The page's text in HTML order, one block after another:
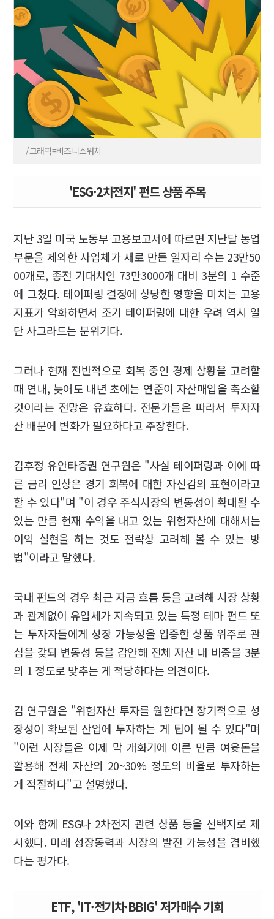
/그래픽=비즈니스워치
'ESG·2차전지' 펀드 상품 주목
지난 3일 미국 노동부 고용보고서에 따르면 지난달 농업
부문을 제외한 사업체가 새로 만든 일자리 수는 23만50
00개로, 종전 기대치인 73만3000개 대비 3분의 1 수준
에 그쳤다. 테이퍼링 결정에 상당한 영향을 미치는 고용
지표가 악화하면서 조기 테이퍼링에 대한 우려 역시 일
단 사그라드는 분위기다.
그러나 현재 전반적으로 회복 중인 경제 상황을 고려할
때 연내, 늦어도 내년 초에는 연준이 자산매입을 축소할
것이라는 전망은 유효하다. 전문가들은 따라서 투자자
산 배분에 변화가 필요하다고 주장한다.
김후정 유안타증권 연구원은 "사실 테이퍼링과 이에 따
른 금리 인상은 경기 회복에 대한 자신감의 표현이라고
할 수 있다"며 "이 경우 주식시장의 변동성이 확대될 수
있는 만큼 현재 수익을 내고 있는 위험자산에 대해서는
이익 실현을 하는 것도 전략상 고려해 볼 수 있는 방
법"이라고 말했다.
국내 펀드의 경우 최근 자금 흐름 등을 고려해 시장 상황
과 관계없이 유입세가 지속되고 있는 특정 테마 펀드 또
는 투자자들에게 성장 가능성을 입증한 상품 위주로 관
심을 갖되 변동성 등을 감안해 전체 자산 내 비중을 3분
의 1 정도로 맞추는 게 적당하다는 의견이다.
김 연구원은 "위험자산 투자를 원한다면 장기적으로 성
장성이 확보된 산업에 투자하는 게 팁이 될 수 있다"며
"이런 시장들은 이제 막 개화기에 이른 만큼 여윳돈을
활용해 전체 자산의 20~30% 정도의 비율로 투자하는
게 적절하다"고 설명했다.
이와 함께 ESG나 2차전지 관련 상품 등을 선택지로 제
시했다. 미래 성장동력과 시장의 발전 가능성을 겸비했
다는 평가다.
ETF, 'IT·전기차·BBIG' 저가매수 기회